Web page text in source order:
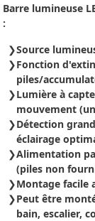
Barre lumineuse
:
Source
Fonction
piles/
Lumière à
mouvement
Détection
éclairage
Alimentation
(piles non
Montage facile
Peut être
bain, escalier,